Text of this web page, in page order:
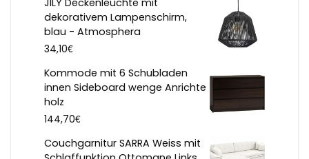
dekorativem Lampenschirm,
blau - Atmosphera
34,10€
Kommode mit 6 Schubladen
innen Sideboard wenge Anrichte
holz
144,70€
Couchgarnitur SARRA Weiss mit